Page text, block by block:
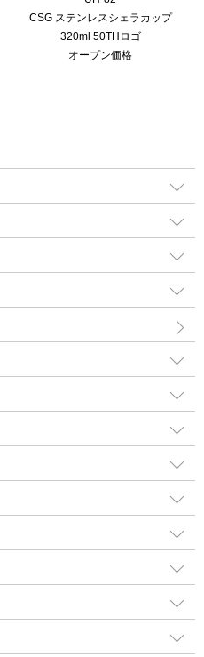
CSG ステンレスシェラカップ
320ml 50THロゴ
オープン価格